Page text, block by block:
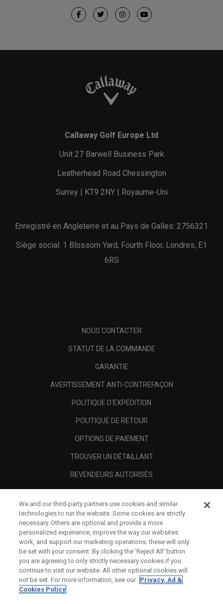
Callaway Golf Europe Ltd
Unit 27 Barwell Business Park
Leatherhead Road Chessington
Surrey | KT9 2NY | Royaume-Uni
Enregistré en Angleterre et au Pays de Galles: 2756321
Siège social: 1 Blossom Yard, Fourth Floor, Londres, E1
6RS
NOUS CONTACTER
STATUT DE LA COMMANDE
GARANTIE
AVERTISSEMENT ANTI-CONTREFAÇON
POLITIQUE D'EXPÉDITION
POLITIQUE DE RETOUR
OPTIONS DE PAIEMENT
TROUVER UN DÉTAILLANT
REVENDEURS AUTORISÉS
A PROPOS
MENTIONS LÉGALES
We and our third-party partners use cookies and similar
technologies to run the website. Some cookies are strictly
necessary. Others are optional and provide a more
personalized experience, improve the way our websites
work, and support our marketing operations; these will only
be set with your consent. By clicking the ‘Reject All' button
you are agreeing to only strictly necessary cookies if you
continue to visit our website. All other optional cookies will
not be set. For more information, see our Privacy, Ad &
Cookies Policy